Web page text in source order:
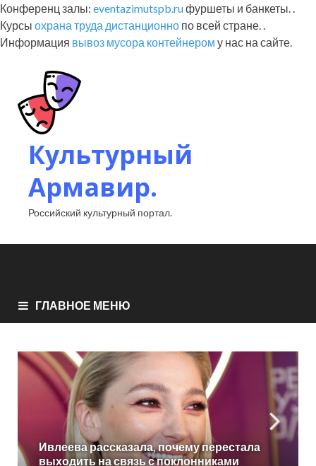
Конференц залы: eventazimutspb.ruфуршеты и банкеты. .
Курсы охрана труда дистанционно по всей стране. .
Информация вывоз мусора контейнером у нас на сайте.
Культурный
Армавир.
Российский культурный портал.
ГЛАВНОЕ МЕНЮ
«Сделали все за спиной!» Летучая
отказалась работать на СТС